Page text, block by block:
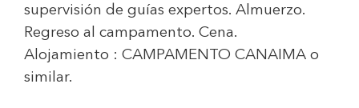
supervisión de guías expertos. Almuerzo.
Regreso al campamento. Cena.
Alojamiento : CAMPAMENTO CANAIMA o
similar.